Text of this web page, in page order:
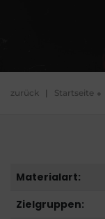
zurück | Startseite
Materialart:
Zielgruppen: